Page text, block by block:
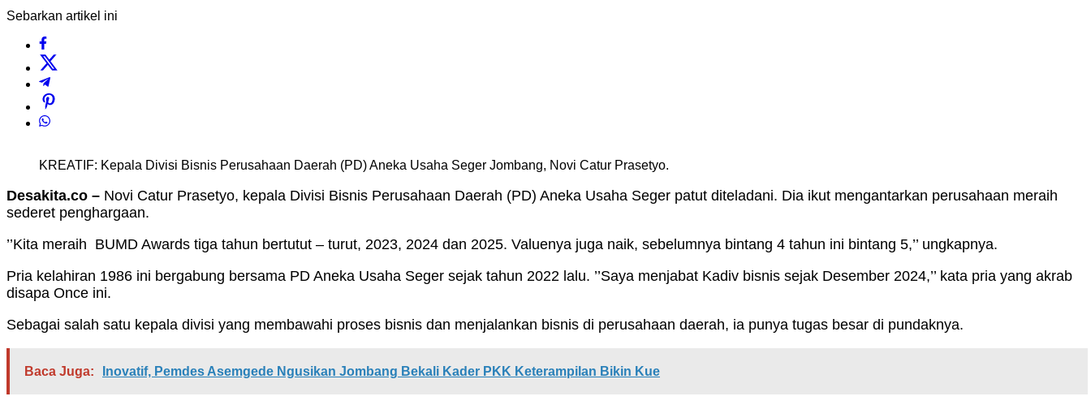
Sebarkan artikel ini
KREATIF: Kepala Divisi Bisnis Perusahaan Daerah (PD) Aneka Usaha Seger Jombang, Novi Catur Prasetyo.
Desakita.co – Novi Catur Prasetyo, kepala Divisi Bisnis Perusahaan Daerah (PD) Aneka Usaha Seger patut diteladani. Dia ikut mengantarkan perusahaan meraih
sederet penghargaan.
’’Kita meraih BUMD Awards tiga tahun bertutut – turut, 2023, 2024 dan 2025. Valuenya juga naik, sebelumnya bintang 4 tahun ini bintang 5,’’ ungkapnya.
Pria kelahiran 1986 ini bergabung bersama PD Aneka Usaha Seger sejak tahun 2022 lalu. ’’Saya menjabat Kadiv bisnis sejak Desember 2024,’’ kata pria yang akrab
disapa Once ini.
Sebagai salah satu kepala divisi yang membawahi proses bisnis dan menjalankan bisnis di perusahaan daerah, ia punya tugas besar di pundaknya.
Baca Juga: Inovatif, Pemdes Asemgede Ngusikan Jombang Bekali Kader PKK Keterampilan Bikin Kue